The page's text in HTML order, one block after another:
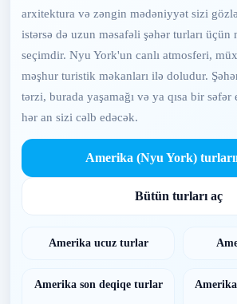
arxitektura və zəngin mədəniyyət sizi
istərsə də uzun məsafəli şəhər turları
seçimdir. Nyu York'un canlı atmosferi,
məşhur turistik məkanları ilə doludur.
tərzi, burada yaşamağı və ya qısa bir səfər
hər an sizi cəlb edəcək.
Amerika (Nyu York)
Bütün turları aç
Amerika ucuz turlar
Amerika son deqiqe turlar